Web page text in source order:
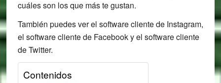
cuáles son los que más te gustan.
También puedes ver el software cliente de Instagram,
el software cliente de Facebook y el software cliente
de Twitter.
Contenidos